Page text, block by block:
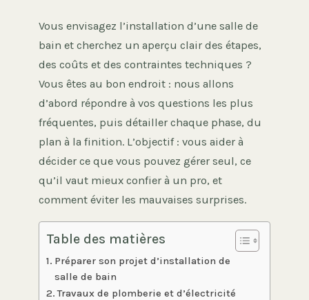
Vous envisagez l’installation d’une salle de
bain et cherchez un aperçu clair des étapes,
des coûts et des contraintes techniques ?
Vous êtes au bon endroit : nous allons
d’abord répondre à vos questions les plus
fréquentes, puis détailler chaque phase, du
plan à la finition. L’objectif : vous aider à
décider ce que vous pouvez gérer seul, ce
qu’il vaut mieux confier à un pro, et
comment éviter les mauvaises surprises.
Table des matières
Préparer son projet d’installation de
salle de bain
Travaux de plomberie et d’électricité